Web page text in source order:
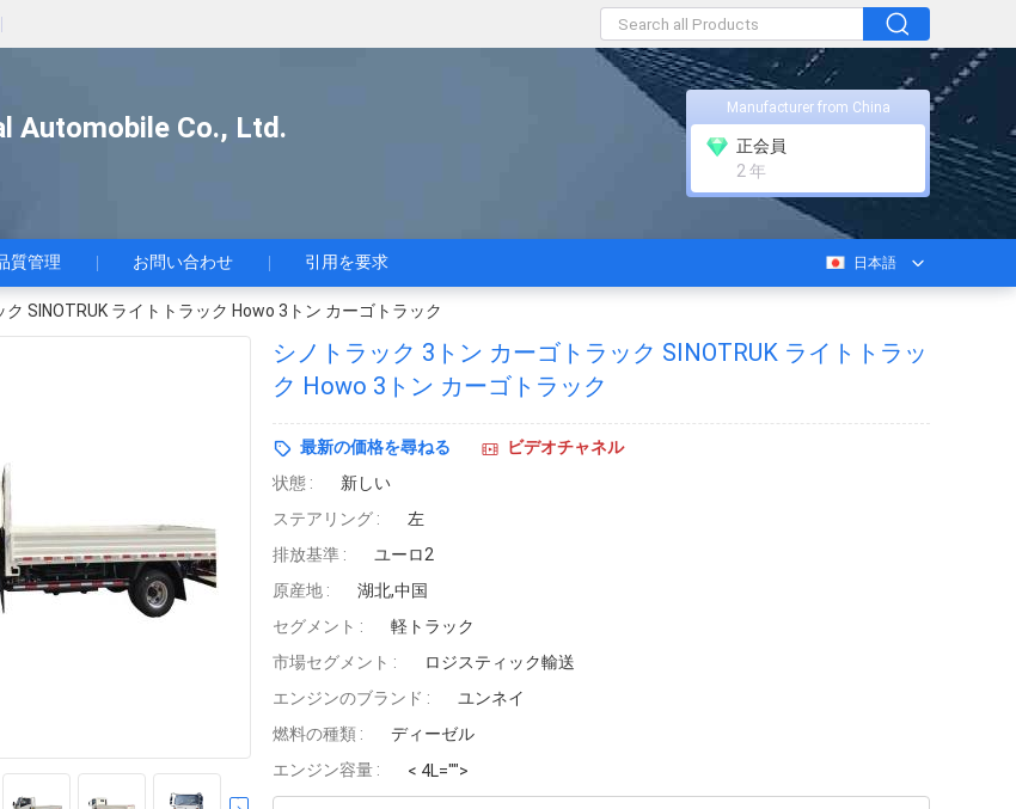
Automobile Co., Ltd.
Manufacturer from China
正会員
2 年
質管理 お問い合わせ 引用を要求 日本語
SINOTRUK ライトトラック Howo 3トン カーゴトラック
シノトラック 3トン カーゴトラック SINOTRUK ライトトラッ
ク Howo 3トン カーゴトラック
最新の価格を尋ねる
ビデオチャネル
状態 :
新しい
ステアリング :
左
排放基準 :
ユーロ2
原産地 :
湖北,中国
セグメント :
軽トラック
市場セグメント :
ロジスティック輸送
エンジンのブランド :
ユンネイ
燃料の種類 :
ディーゼル
エンジン容量 :
< 4L="">